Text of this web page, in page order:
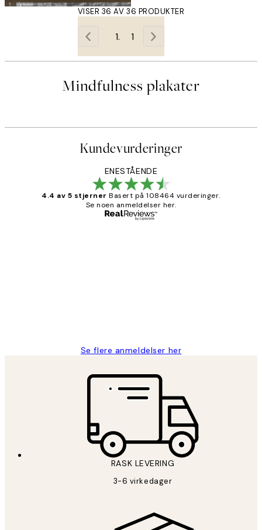
VISER 36 AV 36 PRODUKTER
1
Mindfulness plakater
Kundevurderinger
ENESTÅENDE
4.4 av 5 stjerner Basert på 108464 vurderinger.
Se noen anmeldelser her.
Se flere anmeldelser her
RASK LEVERING
3-6 virkedager